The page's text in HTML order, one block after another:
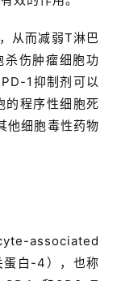
从而减弱T淋巴
伤肿瘤细胞功
1抑制剂可以
的程序性细胞死
他细胞毒性药物
associated
白-4），也称